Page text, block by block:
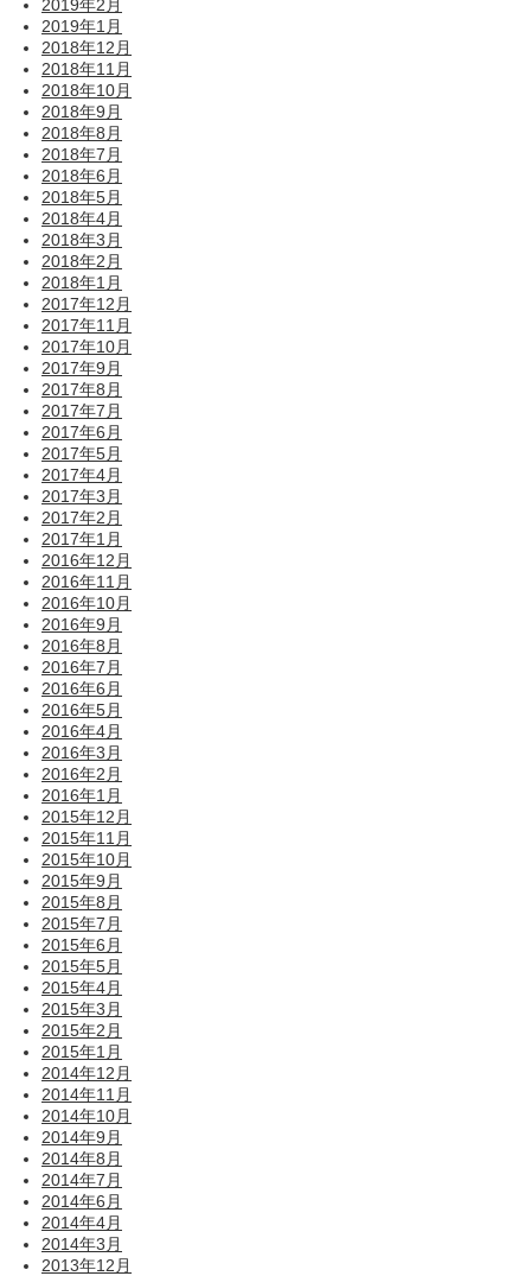
2019年2月
2019年1月
2018年12月
2018年11月
2018年10月
2018年9月
2018年8月
2018年7月
2018年6月
2018年5月
2018年4月
2018年3月
2018年2月
2018年1月
2017年12月
2017年11月
2017年10月
2017年9月
2017年8月
2017年7月
2017年6月
2017年5月
2017年4月
2017年3月
2017年2月
2017年1月
2016年12月
2016年11月
2016年10月
2016年9月
2016年8月
2016年7月
2016年6月
2016年5月
2016年4月
2016年3月
2016年2月
2016年1月
2015年12月
2015年11月
2015年10月
2015年9月
2015年8月
2015年7月
2015年6月
2015年5月
2015年4月
2015年3月
2015年2月
2015年1月
2014年12月
2014年11月
2014年10月
2014年9月
2014年8月
2014年7月
2014年6月
2014年4月
2014年3月
2013年12月